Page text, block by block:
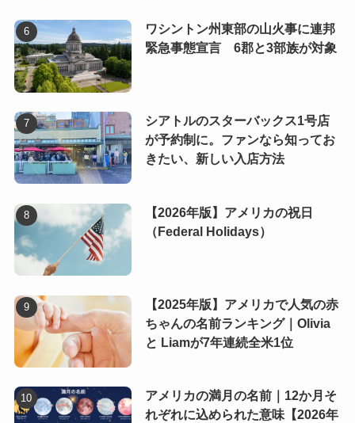
ワシントン州東部の山火事に連邦
緊急事態宣言 6郡と3部族が対象
シアトルのスターバックス1号店
が予約制に。ファンなら知ってお
きたい、新しい入店方法
【2026年版】アメリカの祝日
（Federal Holidays）
【2025年版】アメリカで人気の赤
ちゃんの名前ランキング｜Olivia
と Liamが7年連続全米1位
アメリカの満月の名前｜12か月そ
れぞれに込められた意味【2026年